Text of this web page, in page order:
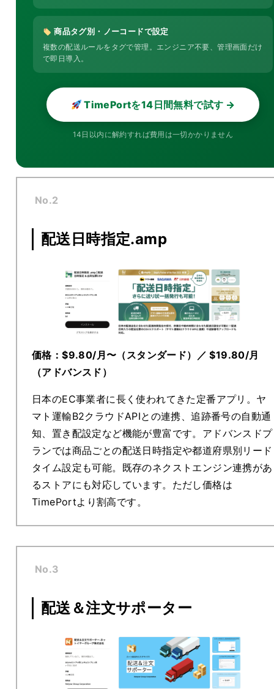
商品タグ別・ノーコードで設定
複数の配送ルールをタグで管理。エンジニア不要、管理画面だけ
で即日導入。
TimePortを14日間無料で試す →
14日以内に解約すれば費用は一切かかりません
No.2
配送日時指定.amp
価格：$9.80/月〜（スタンダード）／ $19.80/月
（アドバンスド）
日本のEC事業者に長く使われてきた定番アプリ。ヤ
マト運輸B2クラウドAPIとの連携、追跡番号の自動通
知、置き配設定など機能が豊富です。アドバンスドプ
ランでは商品ごとの配送日時指定や都道府県別リード
タイム設定も可能。既存のネクストエンジン連携があ
るストアにも対応しています。ただし価格は
TimePortより割高です。
No.3
配送＆注文サポーター